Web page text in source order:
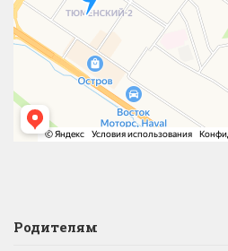
Родителям